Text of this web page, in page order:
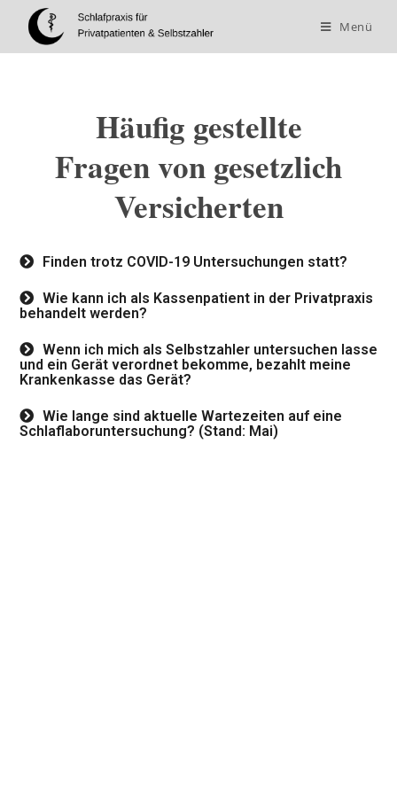
Menü
Häufig gestellte
Fragen von gesetzlich
Versicherten
Finden trotz COVID-19 Untersuchungen statt?
Wie kann ich als Kassenpatient in der Privatpraxis
behandelt werden?
Wenn ich mich als Selbstzahler untersuchen lasse
und ein Gerät verordnet bekomme, bezahlt meine
Krankenkasse das Gerät?
Wie lange sind aktuelle Wartezeiten auf eine
Schlaflaboruntersuchung? (Stand: Mai)